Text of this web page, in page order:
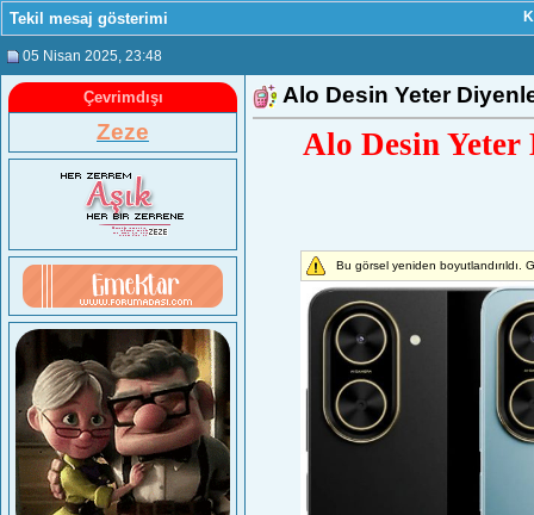
Tekil mesaj gösterimi
05 Nisan 2025 , 23:48
Çevrimdışı
Zeze
Alo Desin Yeter
Alo Desin Yeter
Bu görsel yeniden boyutlandırıldı.